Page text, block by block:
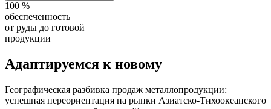
100 %
обеспеченность
от руды до готовой
продукции
Адаптируемся к новому
Географическая разбивка продаж металлопродукции:
успешная переориентация на рынки Азиатско-Тихоокеанского